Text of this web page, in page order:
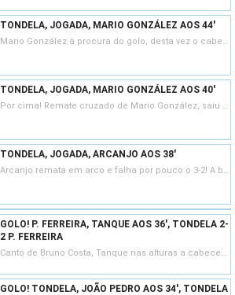
TONDELA, JOGADA, MARIO GONZÁLEZ AOS 44'
Mario González à procura do golo, desta vez o cabeceamento foi ao lado.
TONDELA, JOGADA, MARIO GONZÁLEZ AOS 40'
Por cima! Remate cruzado de Mario González, saiu para fora.
TONDELA, JOGADA, ARCANJO AOS 38'
Arcanjo remata em arco e falha por pouco o 3-2! A bola saiu ligeiramente por cima.
GOLO! P. FERREIRA, TANQUE AOS 36', TONDELA 2-
2 P. FERREIRA
Canto de Bruno Costa, Tanque nas alturas a cabecear e também a bisar!
GOLO! TONDELA, JOÃO PEDRO AOS 34', TONDELA